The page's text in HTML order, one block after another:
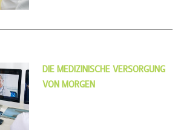
DIE MEDIZINISCHE VERSORGUNG
VON MORGEN